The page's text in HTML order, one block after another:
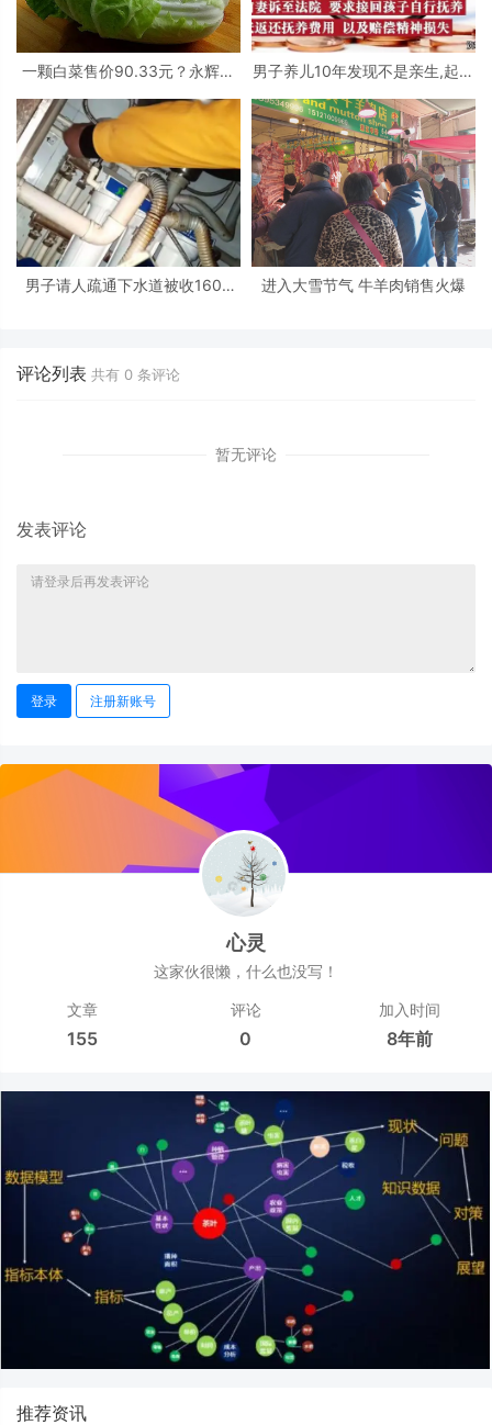
一颗白菜售价90.33元？永辉超
男子养儿10年发现不是亲生,起诉
男子请人疏通下水道被收1600
进入大雪节气 牛羊肉销售火爆
评论列表 共有 0 条评论
暂无评论
发表评论
登录 注册新账号
心灵
这家伙很懒，什么也没写！
文章
155
评论
0
加入时间
8年前
推荐资讯